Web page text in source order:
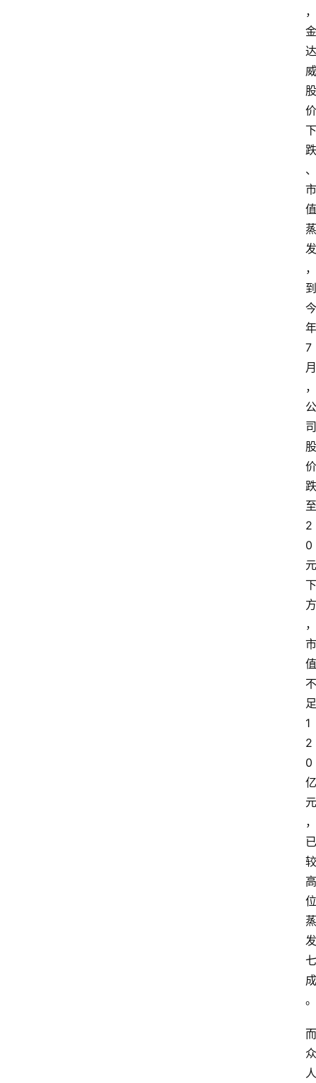
，
金
达
威
股
价
下
跌
、
市
值
蒸
发
，
到
今
年
7
月
，
公
司
股
价
跌
至
2
0
元
下
方
，
市
值
不
足
1
2
0
亿
元
，
已
较
高
位
蒸
发
七
成
。
而
众
人